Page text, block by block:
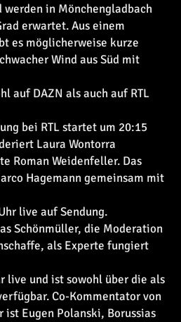
werden in Mönchengladbach
erwartet. Aus einem
es möglicherweise kurze
Wind aus Süd mit
auf DAZN als auch auf RTL
bei RTL startet um 20:15
Laura Wontorra
Roman Weidenfeller. Das
Hagemann gemeinsam mit
live auf Sendung.
Schönmüller, die Moderation
als Experte fungiert
live und ist sowohl über die als
Co-Kommentator von
Eugen Polanski, Borussias